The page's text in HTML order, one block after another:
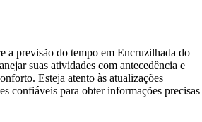
a previsão do tempo em Encruzilhada do
suas atividades com antecedência e
Esteja atento às atualizações
confiáveis para obter informações precisas